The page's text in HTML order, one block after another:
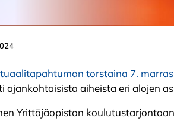
torstaina 7.
aiheista eri alojen
Yrittäjäopiston